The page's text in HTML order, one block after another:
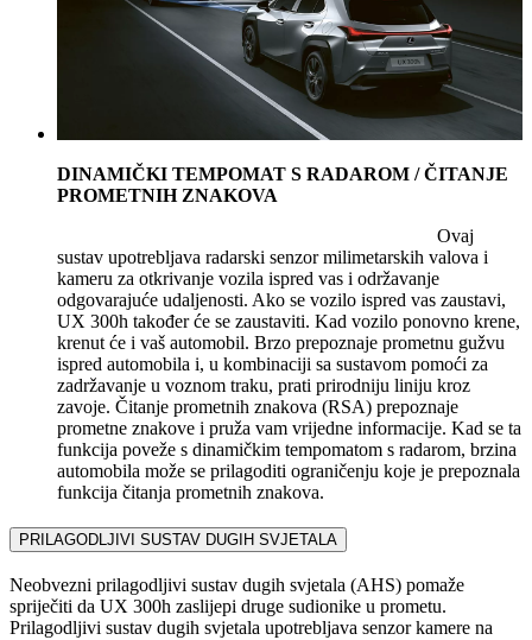
DINAMIČKI TEMPOMAT S RADAROM / ČITANJE
PROMETNIH ZNAKOVA
Ovaj
sustav upotrebljava radarski senzor milimetarskih valova i
kameru za otkrivanje vozila ispred vas i održavanje
odgovarajuće udaljenosti. Ako se vozilo ispred vas zaustavi,
UX 300h također će se zaustaviti. Kad vozilo ponovno krene,
krenut će i vaš automobil. Brzo prepoznaje prometnu gužvu
ispred automobila i, u kombinaciji sa sustavom pomoći za
zadržavanje u voznom traku, prati prirodniju liniju kroz
zavoje. Čitanje prometnih znakova (RSA) prepoznaje
prometne znakove i pruža vam vrijedne informacije. Kad se ta
funkcija poveže s dinamičkim tempomatom s radarom, brzina
automobila može se prilagoditi ograničenju koje je prepoznala
funkcija čitanja prometnih znakova.
PRILAGODLJIVI SUSTAV DUGIH SVJETALA
Neobvezni prilagodljivi sustav dugih svjetala (AHS) pomaže
spriječiti da UX 300h zaslijepi druge sudionike u prometu.
Prilagodljivi sustav dugih svjetala upotrebljava senzor kamere na